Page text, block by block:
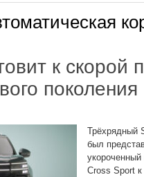
к скорой
поколения
Трёхрядный
был
укороченный
Cross Sport